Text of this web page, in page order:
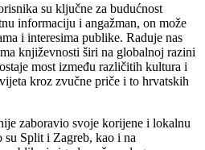
su ključne za budućnost
informaciju i angažman, on može
i interesima publike. Raduje nas
književnosti širi na globalnoj razini
most između različitih kultura i
kroz zvučne priče i to hrvatskih
zaboravio svoje korijene i lokalnu
Split i Zagreb, kao i na